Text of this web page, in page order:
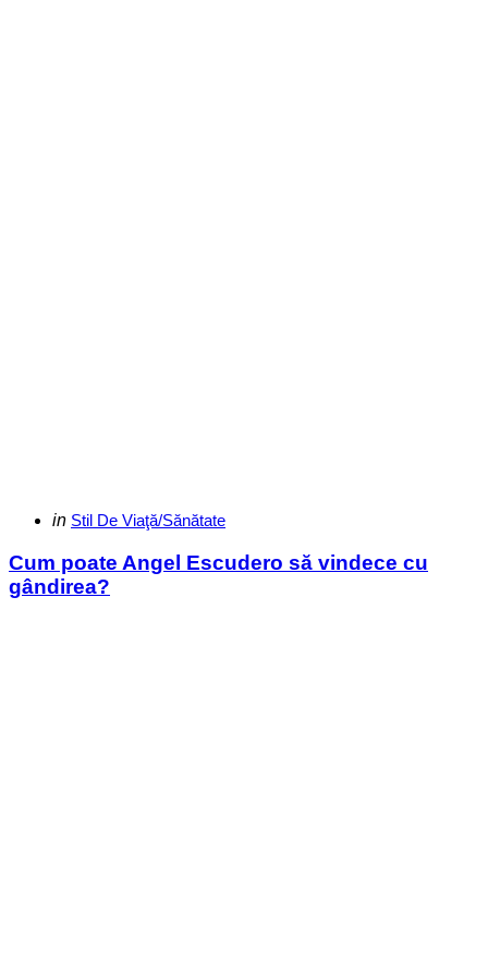
Categories
Posted
in Stil De Viaţă/Sănătate
Cum poate Angel Escudero să vindece cu
gândirea?